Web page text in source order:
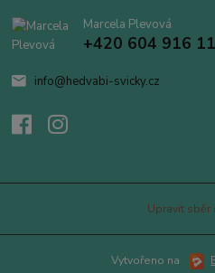
Marcela Plevová
+420 604 916
info@hedvabi-svicky.cz
Upravit sběr
Vytvořeno na